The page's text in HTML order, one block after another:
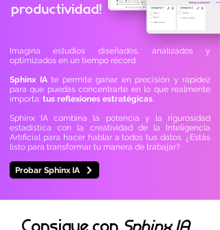
productividad!
Imagina estudios diseñados, analizados y
optimizados en un tiempo récord.
Sphinx IAte permite ganar en precisión y rapidez
para que puedas concentrarte en lo que realmente
importa: tus reflexiones estratégicas.
Sphinx IA combina la potencia y la rigurosidad
estadística con la creatividad de la Inteligencia
Artificial para hacer hablar a todos tus datos. ¿Estás
listo para transformar tu manera de trabajar?
Probar Sphinx IA